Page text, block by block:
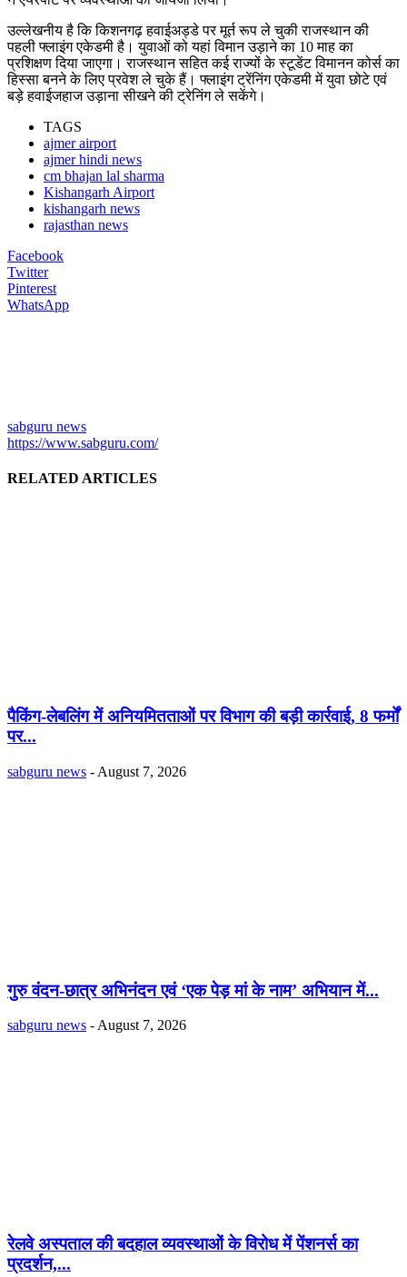
उल्लेखनीय है कि किशनगढ़ हवाईअड्डे पर मूर्त रूप ले चुकी राजस्थान की
पहली फ्लाइंग एकेडमी है। युवाओं को यहां विमान उड़ाने का 10 माह का
प्रशिक्षण दिया जाएगा। राजस्थान सहित कई राज्यों के स्टूडेंट विमानन कोर्स का
हिस्सा बनने के लिए प्रवेश ले चुके हैं। फ्लाइंग ट्रेंनिंग एकेडमी में युवा छोटे एवं
बड़े हवाईजहाज उड़ाना सीखने की ट्रेनिंग ले सकेंगे।
TAGS
ajmer airport
ajmer hindi news
cm bhajan lal sharma
Kishangarh Airport
kishangarh news
rajasthan news
Facebook
Twitter
Pinterest
WhatsApp
sabguru news
https://www.sabguru.com/
RELATED ARTICLES
पैकिंग-लेबलिंग में अनियमितताओं पर विभाग की बड़ी कार्रवाई, 8 फर्मों
पर...
sabguru news - August 7, 2026
गुरु वंदन-छात्र अभिनंदन एवं ‘एक पेड़ मां के नाम’ अभियान में...
sabguru news - August 7, 2026
रेलवे अस्पताल की बदहाल व्यवस्थाओं के विरोध में पेंशनर्स का
प्रदर्शन,...